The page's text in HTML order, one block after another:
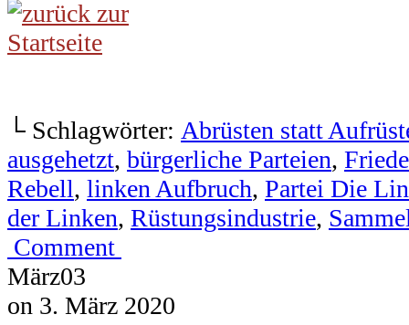
└ Schlagwörter: Abrüsten statt
ausgehetzt, bürgerliche Parteien,
Rebell, linken Aufbruch, Partei Die
der Linken, Rüstungsindustrie,
Comment
März03
on 3. März 2020